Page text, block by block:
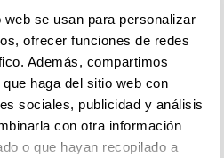
se usan para personalizar
ofrecer funciones de redes
Además, compartimos
haga del sitio web con
sociales, publicidad y análisis
con otra información
o que hayan recopilado a